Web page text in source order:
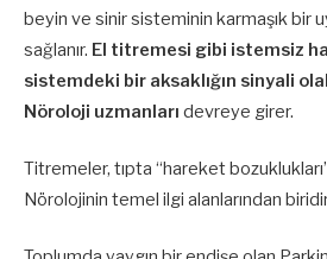
beyin ve sinir sisteminin karmaşık bir
sağlanır. El titremesi gibi istemsiz
sistemdeki bir aksaklığın sinyali
Nöroloji uzmanları devreye girer.
Titremeler, tıpta “hareket
Nörolojinin temel ilgi alanlarından